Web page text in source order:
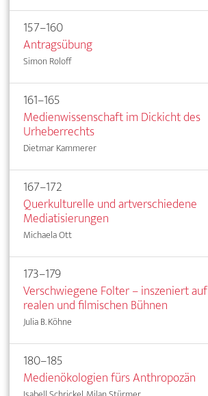
157–160
Antragsübung
Simon Roloff
161–165
Medienwissenschaft im Dickicht des
Urheberrechts
Dietmar Kammerer
167–172
Querkulturelle und artverschiedene
Mediatisierungen
Michaela Ott
173–179
Verschwiegene Folter – inszeniert auf
realen und filmischen Bühnen
Julia B. Köhne
180–185
Medienökologien fürs Anthropozän